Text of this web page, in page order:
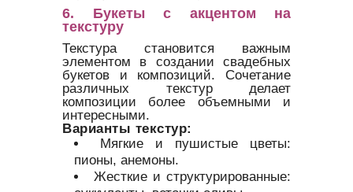
6. Букеты с акцентом на
текстуру
Текстура становится важным
элементом в создании свадебных
букетов и композиций. Сочетание
различных текстур делает
композиции более объемными и
интересными.
Варианты текстур:
Мягкие и пушистые цветы:
пионы, анемоны.
Жесткие и структурированные: